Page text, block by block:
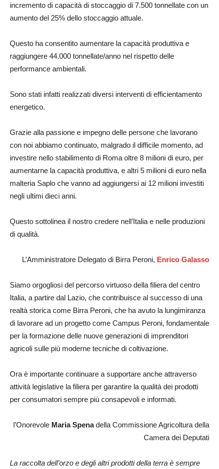
incremento di capacità di stoccaggio di 7.500 tonnellate con un
aumento del 25% dello stoccaggio attuale.
Questo ha consentito aumentare la capacità produttiva e
raggiungere 44.000 tonnellate/anno nel rispetto delle
performance ambientali.
Sono stati infatti realizzati diversi interventi di efficientamento
energetico.
Grazie alla passione e impegno delle persone che lavorano
con noi abbiamo continuato, malgrado il difficile momento, ad
investire nello stabilimento di Roma oltre 8 milioni di euro, per
aumentarne la capacità produttiva, e altri 5 milioni di euro nella
malteria Saplo che vanno ad aggiungersi ai 12 milioni investiti
negli ultimi dieci anni.
Questo sottolinea il nostro credere nell’Italia e nelle produzioni
di qualità.
L’Amministratore Delegato di Birra Peroni, Enrico Galasso
Siamo orgogliosi del percorso virtuoso della filiera del centro
Italia, a partire dal Lazio, che contribuisce al successo di una
realtà storica come Birra Peroni, che ha avuto la lungimiranza
di lavorare ad un progetto come Campus Peroni, fondamentale
per la formazione delle nuove generazioni di imprenditori
agricoli sulle più moderne tecniche di coltivazione.
Ora è importante continuare a supportare anche attraverso
attività legislative la filiera per garantire la qualità dei prodotti
per consumatori sempre più consapevoli e informati.
l’Onorevole Maria Spenadella Commissione Agricoltura della
Camera dei Deputati
La raccolta dell’orzo e degli altri prodotti della terra è sempre